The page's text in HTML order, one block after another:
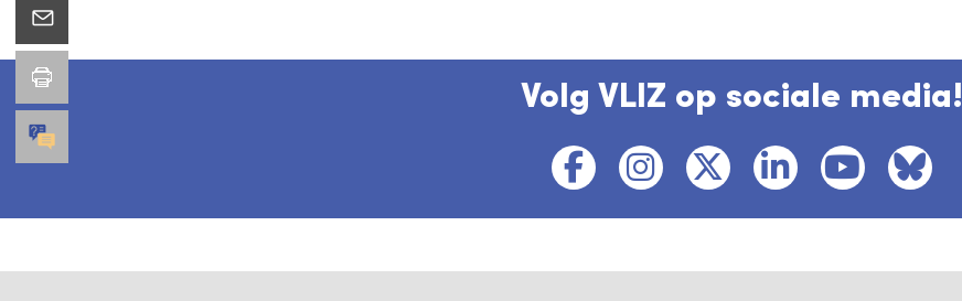
Volg VLIZ op sociale media!